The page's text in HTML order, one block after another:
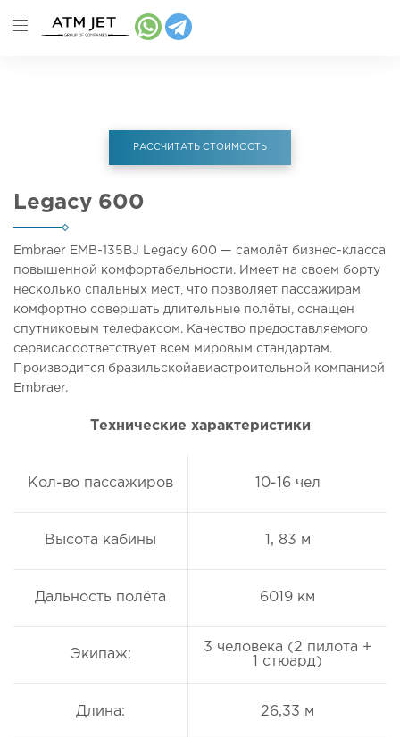
Аренда самолета
РАССЧИТАТЬ СТОИМОСТЬ
Legacy 600
Embraer EMB-135BJ Legacy 600 — самолёт бизнес-класса
повышенной комфортабельности. Имеет на своем борту
несколько спальных мест, что позволяет пассажирам
комфортно совершать длительные полёты, оснащен
спутниковым телефаксом. Качество предоставляемого
сервисасоответствует всем мировым стандартам.
Производится бразильскойавиастроительной компанией
Embraer.
Технические характеристики
Кол-во пассажиров 10-16 чел
Высота кабины 1, 83 м
Дальность полёта 6019 км
Экипаж:
3 человека (2 пилота +
1 стюард)
Длина: 26,33 м